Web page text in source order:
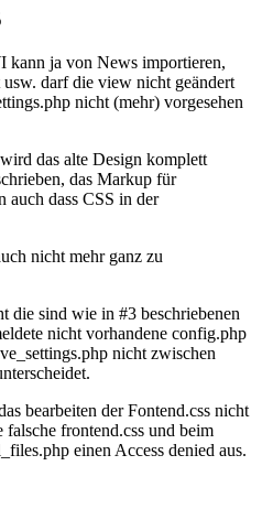
kann ja von News importieren,
darf die view nicht geändert
nicht (mehr) vorgesehen
das alte Design komplett
das Markup für
auch dass CSS in der
nicht mehr ganz zu
die sind wie in #3 beschriebenen
nicht vorhandene config.php
nicht zwischen
bearbeiten der Fontend.css nicht
frontend.css und beim
einen Access denied aus.